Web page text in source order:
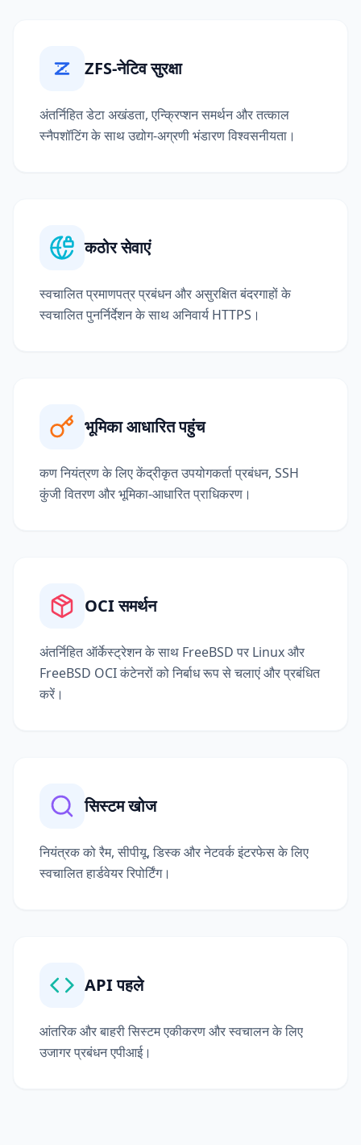
ZFS-नेटिव सुरक्षा
अंतर्निहित डेटा अखंडता, एन्क्रिप्शन समर्थन और तत्काल
स्नैपशॉटिंग के साथ उद्योग-अग्रणी भंडारण विश्वसनीयता।
कठोर सेवाएं
स्वचालित प्रमाणपत्र प्रबंधन और असुरक्षित बंदरगाहों के
स्वचालित पुनर्निर्देशन के साथ अनिवार्य HTTPS।
भूमिका आधारित पहुंच
कण नियंत्रण के लिए केंद्रीकृत उपयोगकर्ता प्रबंधन, SSH
कुंजी वितरण और भूमिका-आधारित प्राधिकरण।
OCI समर्थन
अंतर्निहित ऑर्केस्ट्रेशन के साथ FreeBSD पर Linux और
FreeBSD OCI कंटेनरों को निर्बाध रूप से चलाएं और प्रबंधित
करें।
सिस्टम खोज
नियंत्रक को रैम, सीपीयू, डिस्क और नेटवर्क इंटरफेस के लिए
स्वचालित हार्डवेयर रिपोर्टिंग।
API पहले
आंतरिक और बाहरी सिस्टम एकीकरण और स्वचालन के लिए
उजागर प्रबंधन एपीआई।